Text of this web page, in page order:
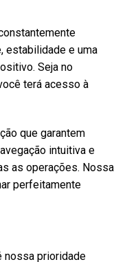
estabilidade e uma
Seja no
terá acesso à
que garantem
intuitiva e
as operações. Nossa
perfeitamente
nossa prioridade